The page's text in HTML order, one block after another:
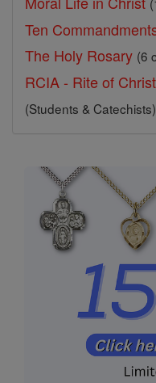
Ten
The Holy Rosary (6
RCIA - Rite of
(Students & Catechists)